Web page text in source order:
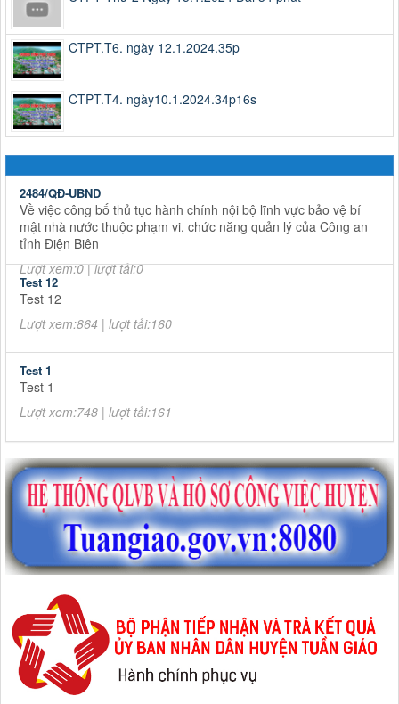
CTPT.T6. ngày 12.1.2024.35p
CTPT.T4. ngày10.1.2024.34p16s
2484/QĐ-UBND
Về việc công bố thủ tục hành chính nội bộ lĩnh vực bảo vệ bí
mật nhà nước thuộc phạm vi, chức năng quản lý của Công an
tỉnh Điện Biên
Lượt xem:0 | lượt tải:0
Test 12
Test 12
Lượt xem:864 | lượt tải:160
Test 1
Test 1
Lượt xem:748 | lượt tải:161